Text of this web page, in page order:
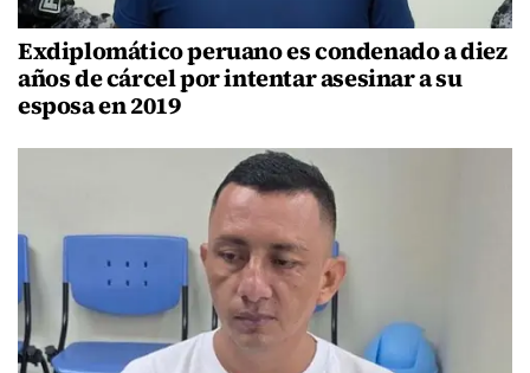
Exdiplomático peruano es condenado a diez
años de cárcel por intentar asesinar a su
esposa en 2019